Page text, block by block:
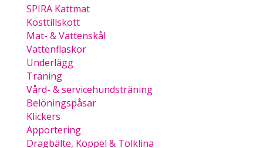
SPIRA Kattmat
Kosttillskott
Mat- & Vattenskål
Vattenflaskor
Underlägg
Träning
Vård- & servicehundsträning
Belöningspåsar
Klickers
Apportering
Dragbälte, Koppel & Tolklina